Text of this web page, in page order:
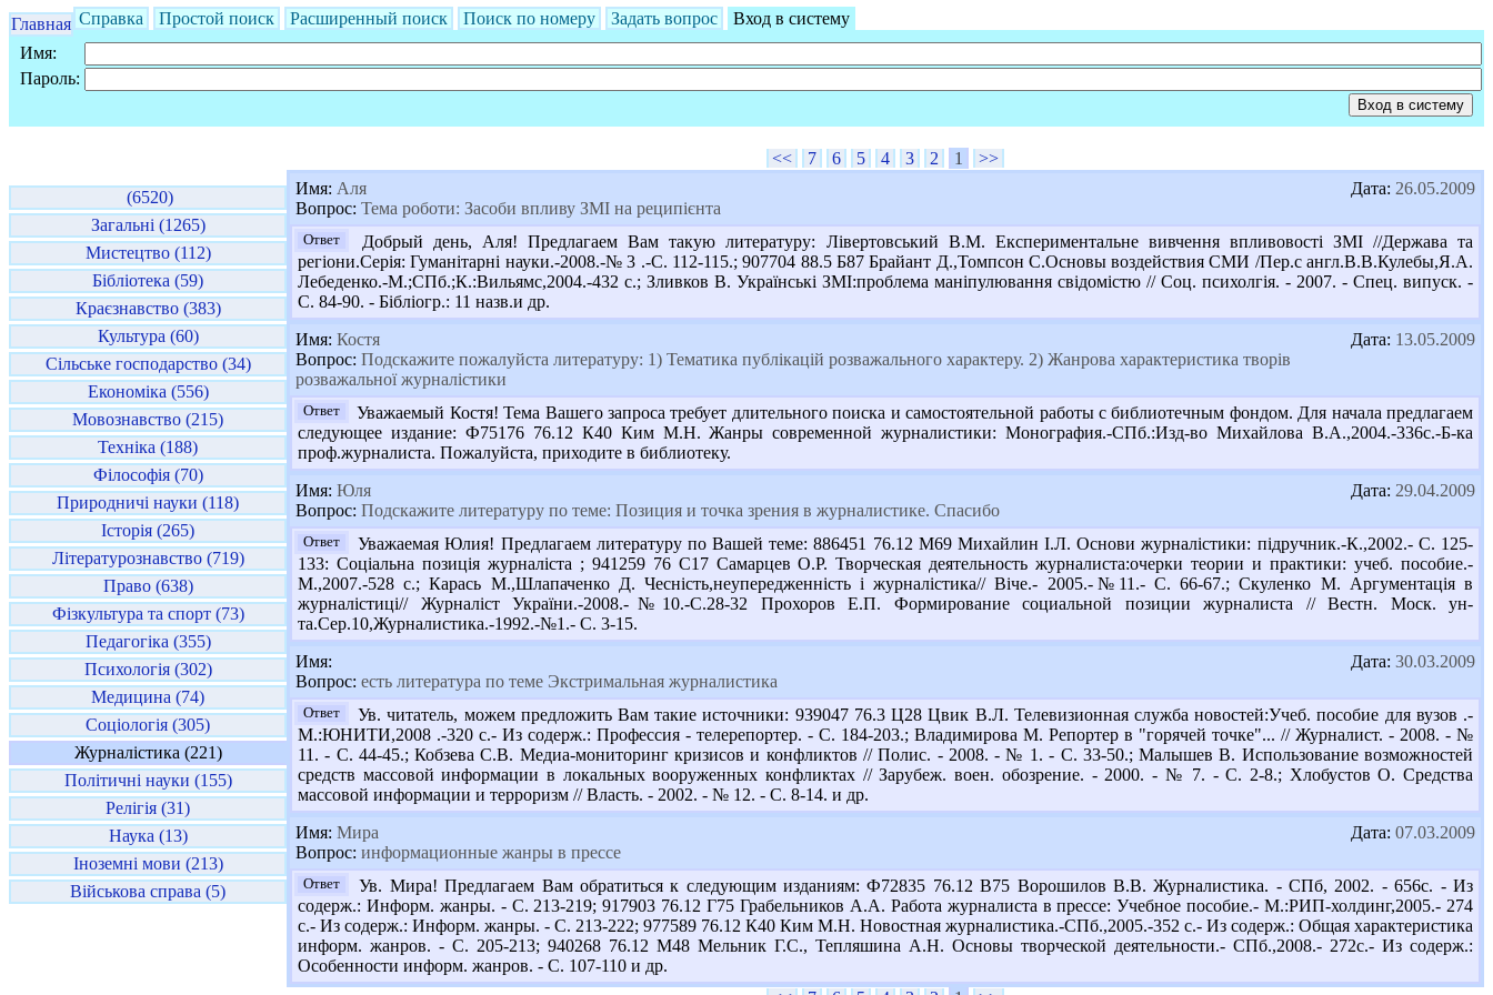
Главная Справка Простой поиск Расширенный поиск Поиск по номеру Задать вопрос
Вход в систему
Имя:
Пароль:
(6520)
Загальні (1265)
Мистецтво (112)
Бібліотека (59)
Краєзнавство (383)
Культура (60)
Сільське господарство (34)
Економіка (556)
Мовознавство (215)
Техніка (188)
Філософія (70)
Природничі науки (118)
Історія (265)
Літературознавство (719)
Право (638)
Фізкультура та спорт (73)
Педагогіка (355)
Психологія (302)
Медицина (74)
Соціологія (305)
Журналістика (221)
Політичні науки (155)
Релігія (31)
Наука (13)
Іноземні мови (213)
Військова справа (5)
<< 7 6 5 4 3 2 1
>>
Дата: 26.05.2009
Имя: Аля
Вопрос: Тема роботи: Засоби впливу ЗМІ на реципієнта
Ответ
Добрый день, Аля! Предлагаем Вам такую литературу: Лівертовський В.М. Експериментальне вивчення впливовості ЗМІ //Держава та
регіони.Серія: Гуманітарні науки.-2008.-№ 3 .-С. 112-115.; 907704 88.5 Б87 Брайант Д.,Томпсон С.Основы воздействия СМИ /Пер.с англ.В.В.Кулебы,Я.А.
Лебеденко.-М.;СПб.;К.:Вильямс,2004.-432 с.; Зливков В. Українські ЗМІ:проблема маніпулювання свідомістю // Соц. психолгія. - 2007. - Спец. випуск. -
С. 84-90. - Бібліогр.: 11 назв.и др.
Дата: 13.05.2009
Имя: Костя
Вопрос: Подскажите пожалуйста литературу: 1) Тематика публікацій розважального характеру. 2) Жанрова характеристика творів
розважальної журналістики
Ответ
Уважаемый Костя! Тема Вашего запроса требует длительного поиска и самостоятельной работы с библиотечным фондом. Для начала предлагаем
следующее издание: Ф75176 76.12 К40 Ким М.Н. Жанры современной журналистики: Монография.-СПб.:Изд-во Михайлова В.А.,2004.-336с.-Б-ка
проф.журналиста. Пожалуйста, приходите в библиотеку.
Дата: 29.04.2009
Имя: Юля
Вопрос: Подскажите литературу по теме: Позиция и точка зрения в журналистике. Спасибо
Ответ
Уважаемая Юлия! Предлагаем литературу по Вашей теме: 886451 76.12 М69 Михайлин І.Л. Основи журналістики: підручник.-К.,2002.- С. 125-
133: Соціальна позиція журналіста ; 941259 76 С17 Самарцев О.Р. Творческая деятельность журналиста:очерки теории и практики: учеб. пособие.-
М.,2007.-528 с.; Карась М.,Шлапаченко Д. Чесність,неупередженність і журналістика// Віче.- 2005.-№11.- С. 66-67.; Скуленко М. Аргументація в
журналістиці// Журналіст України.-2008.-№10.-С.28-32 Прохоров Е.П. Формирование социальной позиции журналиста // Вестн. Моск. ун-
та.Сер.10,Журналистика.-1992.-№1.- С. 3-15.
Дата: 30.03.2009
Имя:
Вопрос: есть литература по теме Экстримальная журналистика
Ответ
Ув. читатель, можем предложить Вам такие источники: 939047 76.3 Ц28 Цвик В.Л. Телевизионная служба новостей:Учеб. пособие для вузов .-
М.:ЮНИТИ,2008 .-320 с.- Из содерж.: Профессия - телерепортер. - С. 184-203.; Владимирова М. Репортер в "горячей точке"... // Журналист. - 2008. - №
11. - С. 44-45.; Кобзева С.В. Медиа-мониторинг кризисов и конфликтов // Полис. - 2008. - № 1. - С. 33-50.; Малышев В. Использование возможностей
средств массовой информации в локальных вооруженных конфликтах // Зарубеж. воен. обозрение. - 2000. - № 7. - С. 2-8.; Хлобустов О. Средства
массовой информации и терроризм // Власть. - 2002. - № 12. - С. 8-14. и др.
Дата: 07.03.2009
Имя: Мира
Вопрос: информационные жанры в прессе
Ответ
Ув. Мира! Предлагаем Вам обратиться к следующим изданиям: Ф72835 76.12 В75 Ворошилов В.В. Журналистика. - СПб, 2002. - 656с. - Из
содерж.: Информ. жанры. - С. 213-219; 917903 76.12 Г75 Грабельников А.А. Работа журналиста в прессе: Учебное пособие.- М.:РИП-холдинг,2005.- 274
с.- Из содерж.: Информ. жанры. - С. 213-222; 977589 76.12 К40 Ким М.Н. Новостная журналистика.-СПб.,2005.-352 с.- Из содерж.: Общая характеристика
информ. жанров. - С. 205-213; 940268 76.12 М48 Мельник Г.С., Тепляшина А.Н. Основы творческой деятельности.- СПб.,2008.- 272с.- Из содерж.:
Особенности информ. жанров. - С. 107-110 и др.